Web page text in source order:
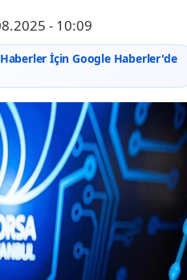
- 10:09
İçin Google Haberler'de